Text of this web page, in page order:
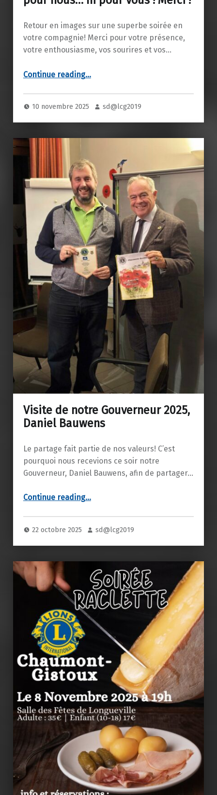
Retour en images sur une superbe soirée en
votre compagnie! Merci pour votre présence,
votre enthousiasme, vos sourires et vos…
Continue reading“La raclette n’a plus de secret pour nous… ni pour vous ! Merci !”
…
10 novembre 2025 sd@lcg2019
Visite de notre Gouverneur 2025,
Daniel Bauwens
Le partage fait partie de nos valeurs! C’est
pourquoi nous recevions ce soir notre
Gouverneur, Daniel Bauwens, afin de partager…
Continue reading“Visite de notre Gouverneur 2025, Daniel Bauwens”
…
22 octobre 2025 sd@lcg2019